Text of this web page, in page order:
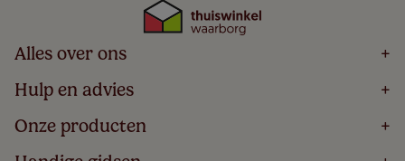
Alles over ons +
Home
Over
Bestellen
Hulp en advies +
Volg Je Bestelling
Levering
Onze producten +
Houten Jaloezieën